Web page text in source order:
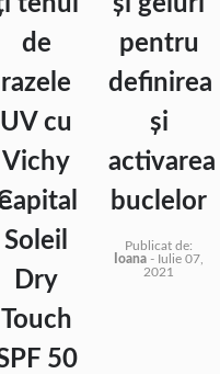
de
razele
UV cu
Vichy
Soleil
Dry
Touch
50
pentru
definirea
și
activarea
buclelor
Publicat de:
Ioana - Iulie 07,
2021